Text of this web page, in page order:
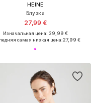
HEINE
Блузка
27,99 €
Изначальная цена: 39,99 €
самая низкая цена:27,99 €